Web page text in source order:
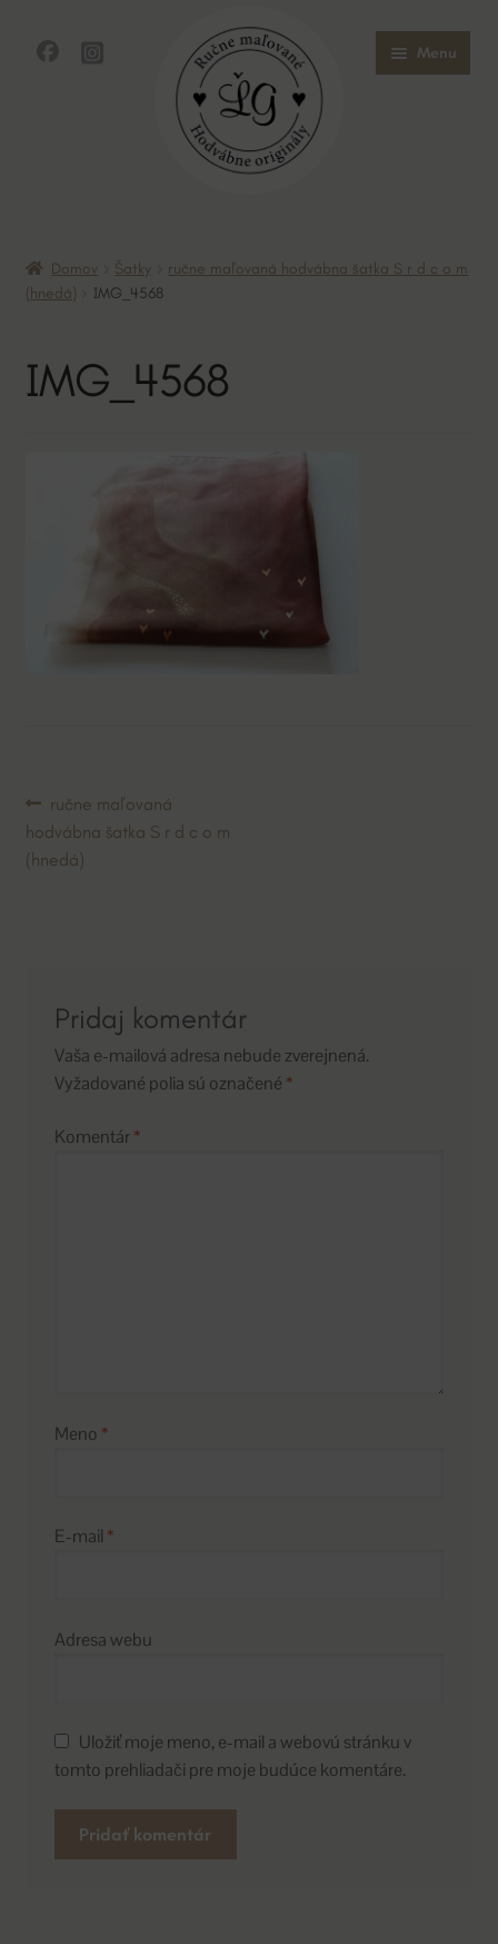
Menu
Obchod
O hodvábe
Domov Šatky
ručne maľovaná hodvábna šatka S r d c o m
(hnedá)
IMG_4568
IMG_4568
Navigácia
v
Predchádzajúci
článok:
ručne maľovaná
hodvábna šatka S r d c o m
(hnedá)
Pridaj komentár
Vaša e-mailová adresa nebude zverejnená.
Vyžadované polia sú označené *
Komentár*
Meno *
E-mail *
Adresa webu
Uložiť moje meno, e-mail a webovú stránku v
tomto prehliadači pre moje budúce komentáre.